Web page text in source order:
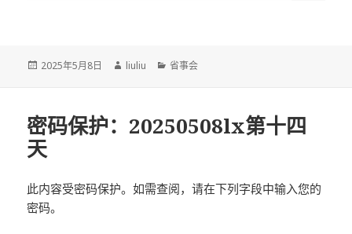
发
2025年5月8日
作
liuliu
分
省事会
密码保护：20250508lx第十四
天
此内容受密码保护。如需查阅，请在下列字段中输入您的
密码。